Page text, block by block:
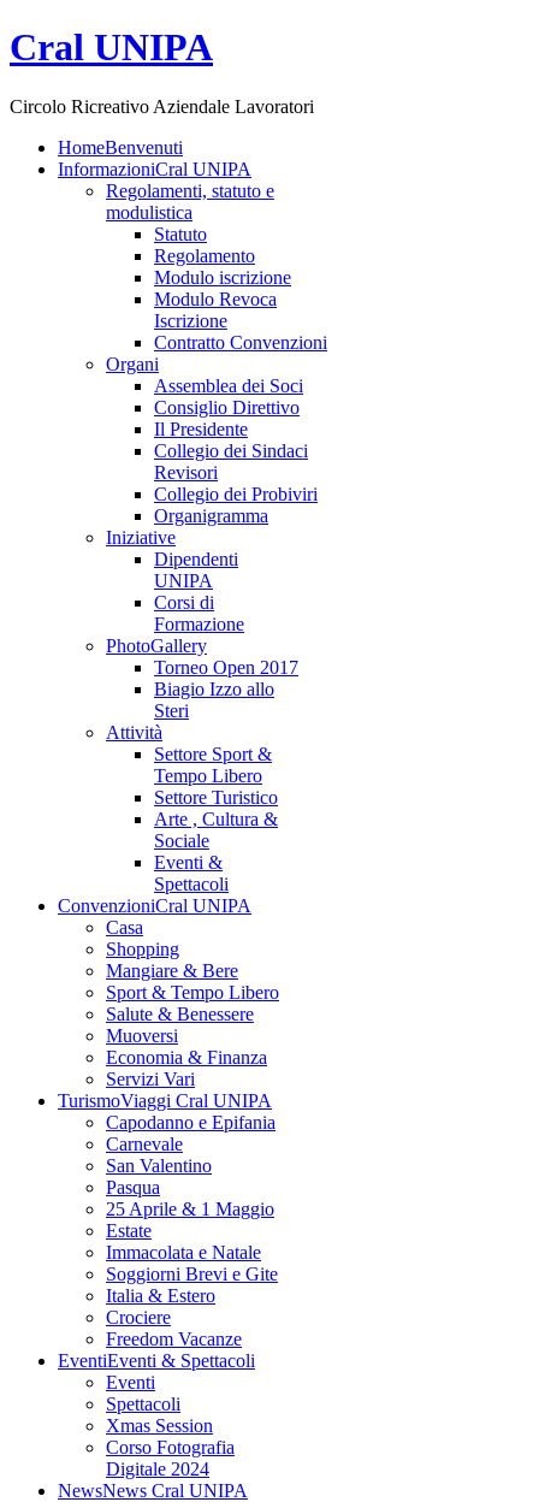
Cral UNIPA
Circolo Ricreativo Aziendale Lavoratori
HomeBenvenuti
InformazioniCral UNIPA
Regolamenti, statuto e
modulistica
Statuto
Regolamento
Modulo iscrizione
Modulo Revoca
Iscrizione
Contratto Convenzioni
Organi
Assemblea dei Soci
Consiglio Direttivo
Il Presidente
Collegio dei Sindaci
Revisori
Collegio dei Probiviri
Organigramma
Iniziative
Dipendenti
UNIPA
Corsi di
Formazione
PhotoGallery
Torneo Open 2017
Biagio Izzo allo
Steri
Attività
Settore Sport &
Tempo Libero
Settore Turistico
Arte , Cultura &
Sociale
Eventi &
Spettacoli
ConvenzioniCral UNIPA
Casa
Shopping
Mangiare & Bere
Sport & Tempo Libero
Salute & Benessere
Muoversi
Economia & Finanza
Servizi Vari
TurismoViaggi Cral UNIPA
Capodanno e Epifania
Carnevale
San Valentino
Pasqua
25 Aprile & 1 Maggio
Estate
Immacolata e Natale
Soggiorni Brevi e Gite
Italia & Estero
Crociere
Freedom Vacanze
EventiEventi & Spettacoli
Eventi
Spettacoli
Xmas Session
Corso Fotografia
Digitale 2024
NewsNews Cral UNIPA